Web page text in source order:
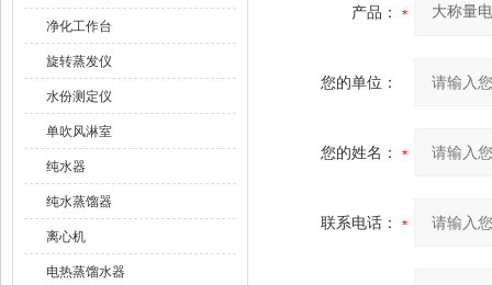
净化工作台
旋转蒸发仪
水份测定仪
单吹风淋室
纯水器
纯水蒸馏器
离心机
电热蒸馏水器
产品：
您的单位：
您的姓名：
联系电话：